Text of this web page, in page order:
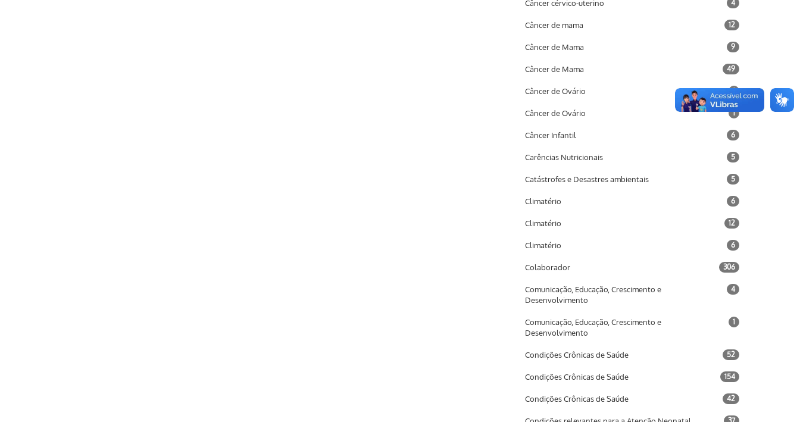
Câncer cérvico-uterino 4
Câncer de mama 12
Câncer de Mama 9
Câncer de Mama 49
Câncer de Ovário 1
Câncer de Ovário 1
Câncer Infantil 6
Carências Nutricionais 5
Catástrofes e Desastres ambientais 5
Climatério 6
Climatério 12
Climatério 6
Colaborador 306
Comunicação, Educação, Crescimento e
Desenvolvimento
4
Comunicação, Educação, Crescimento e
Desenvolvimento
1
Condições Crônicas de Saúde 52
Condições Crônicas de Saúde 154
Condições Crônicas de Saúde 42